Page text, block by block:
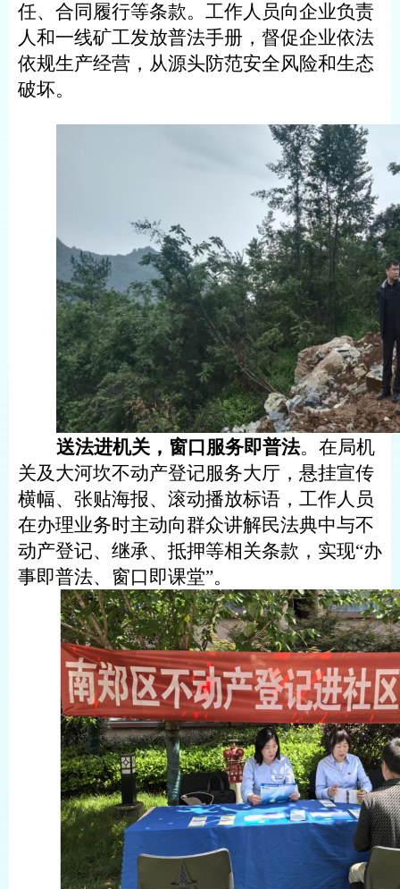
任、合同履行等条款。工作人员向企业负责
人和一线矿工发放普法手册，督促企业依法
依规生产经营，从源头防范安全风险和生态
破坏。
送法进机关， 窗口服务即普法。在局机
关及大河坎不动产登记服务大厅，悬挂宣传
横幅、张贴海报、滚动播放标语，工作人员
在办理业务时主动向群众讲解民法典中与不
动产登记、继承、抵押等相关条款，实现“办
事即普法、窗口即课堂”。